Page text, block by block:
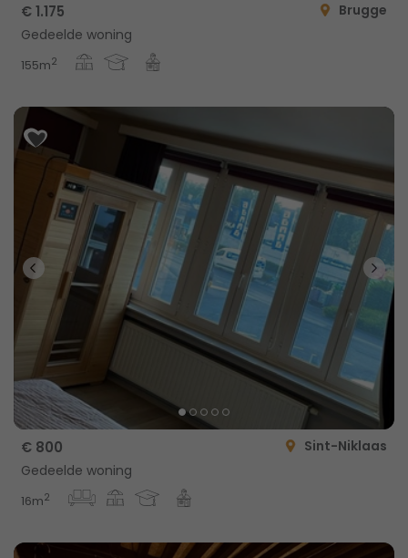
€ 1.175
Brugge
Gedeelde woning
155m2
€ 800
Sint-Niklaas
Gedeelde woning
16m2